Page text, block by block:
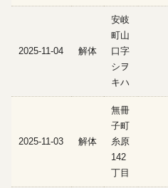
2025-11-04 解体
安岐
町山
口字
シヲ
キハ
2025-11-03 解体
無冊
子町
糸原
142
丁目